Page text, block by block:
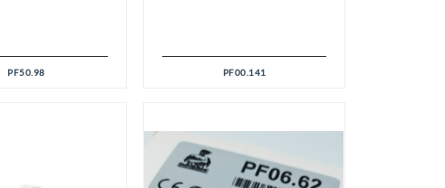
PF50.98 PF00.141